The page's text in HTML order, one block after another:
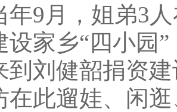
年9月，姐弟3
设家乡“四小园
健韶捐资建
在此遛娃、闲